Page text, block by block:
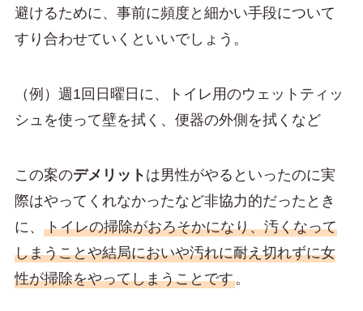
避けるために、事前に頻度と細かい手段について
すり合わせていくといいでしょう。
（例）週1回日曜日に、トイレ用のウェットティッ
シュを使って壁を拭く、便器の外側を拭くなど
この案のデメリット は男性がやるといったのに実
際はやってくれなかったなど非協力的だったとき
に、 トイレの掃除がおろそかになり、汚くなって
しまうことや結局においや汚れに耐え切れずに女
性が掃除をやってしまうことです。